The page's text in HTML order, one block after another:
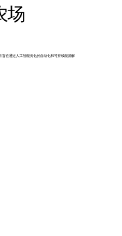
场
旨在通过人工智能优化的自动化和可持续能源解